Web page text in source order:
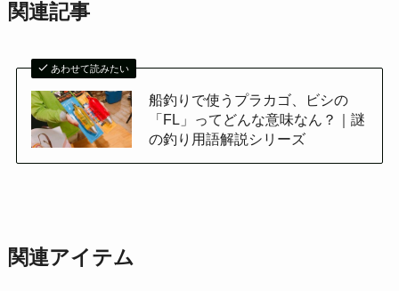
関連記事
あわせて読みたい
船釣りで使うプラカゴ、ビシの
「FL」ってどんな意味なん？｜謎
の釣り用語解説シリーズ
関連アイテム